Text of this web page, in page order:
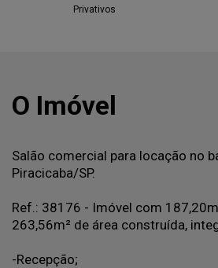
Privativos
O Imóvel
Salão comercial para locação no
Piracicaba/SP.
Ref.: 38176 - Imóvel com
263,56m² de área construída,
-Recepção;